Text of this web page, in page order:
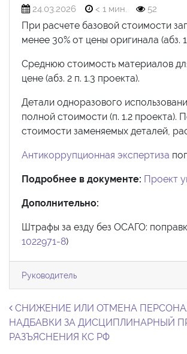
24.03.2026 < 1 мин. 52
При расчете базовой стоимости
менее 30% от цены оригинала (абз.
Среднюю стоимость материалов
цене (абз. 2 п. 1.3 проекта).
Детали одноразового
полной стоимости (п. 1.2 проекта).
стоимости заменяемых деталей,
Антикоррупционная экспертиза
Подробнее в документе: Проект
Дополнительно:
Штрафы за езду без ОСАГО:
1022971-8)
Руководитель
Навигация по записям
СНИЖЕНИЕ ИЛИ ОТМЕНА
НАДБАВКИ ЗА ДИСЦИПЛИНАРНЫЙ
РАЗЪЯСНЕНИЯ КС РФ